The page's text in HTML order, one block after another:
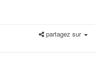
partagez sur